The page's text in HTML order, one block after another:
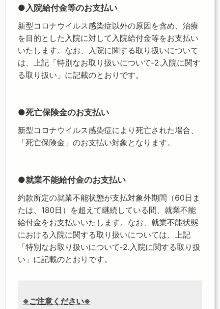
●入院給付金等のお支払い
新型コロナウイルス感染症以外の原因を含め、治療
を目的とした入院に対して入院給付金等をお支払い
いたします。なお、入院に関する取り扱いについて
は、上記「特別なお取り扱いについて‐2.入院に関す
る取り扱い」に記載のとおりです。
●死亡保険金のお支払い
新型コロナウイルス感染症により死亡された場合、
「死亡保険金」のお支払い対象となります。
●就業不能給付金のお支払い
約款所定の就業不能状態が支払対象外期間（60日ま
たは、180日）を超えて継続している間、就業不能
給付金をお支払いいたします。なお、就業不能状態
における入院に関する取り扱いについては、上記
「特別なお取り扱いについて‐2.入院に関する取り扱
い」に記載のとおりです。
※ご注意ください※